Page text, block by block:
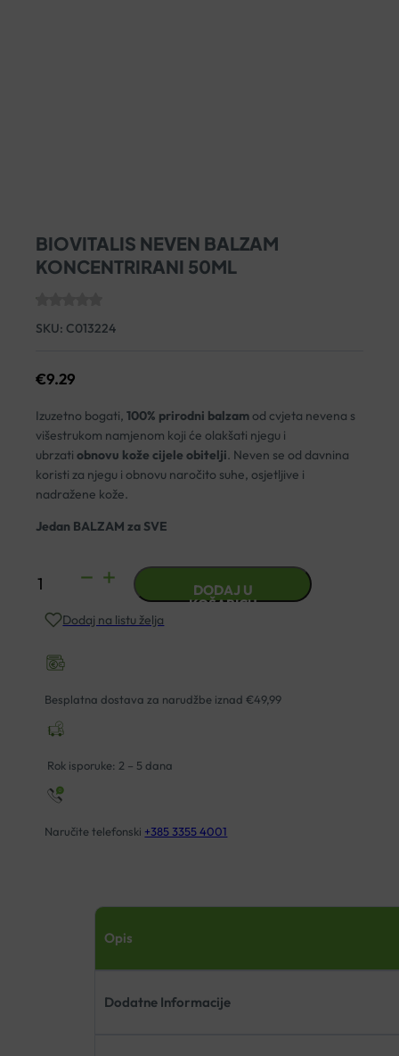
BIOVITALIS NEVEN BALZAM
KONCENTRIRANI 50ML
SKU: C013224
€9.29
Izuzetno bogati, 100% prirodni balzamod cvjeta nevena s
višestrukom namjenom koji će olakšati njegu i
ubrzatiobnovu kože cijele obitelji. Neven se od davnina
koristi za njegu i obnovu naročito suhe, osjetljive i
nadražene kože.
Jedan BALZAM za SVE
BIOVITALIS
BALZAM
50ML
količina
DODAJ U
KOŠARICU
Dodaj na listu želja
Besplatna dostava za narudžbe iznad €49,99
Rok isporuke: 2 – 5 dana
Naručite telefonski +385 3355 4001
Opis
Dodatne Informacije